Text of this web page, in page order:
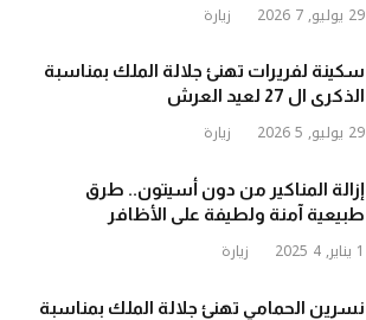
29 يوليو, 2026 7 زيارة
سكينة لفريرات تهنئ جلالة الملك بمناسبة
الذكرى ال 27 لعيد العرش
29 يوليو, 2026 5 زيارة
إزالة المناكير من دون أسيتون.. طرق
طبيعية آمنة ولطيفة على الأظافر
1 يناير, 2025 4 زيارة
نسرين الحمامي تهنئ جلالة الملك بمناسبة